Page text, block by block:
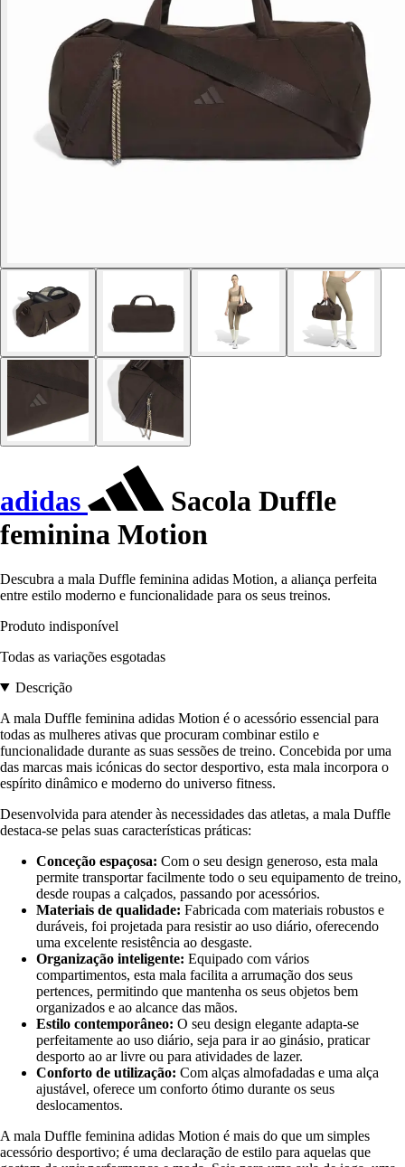
adidas
Sacola Duffle
feminina Motion
Descubra a mala Duffle feminina adidas Motion, a aliança perfeita
entre estilo moderno e funcionalidade para os seus treinos.
Produto indisponível
Todas as variações esgotadas
Descrição
A mala Duffle feminina adidas Motion é o acessório essencial para
todas as mulheres ativas que procuram combinar estilo e
funcionalidade durante as suas sessões de treino. Concebida por uma
das marcas mais icónicas do sector desportivo, esta mala incorpora o
espírito dinâmico e moderno do universo fitness.
Desenvolvida para atender às necessidades das atletas, a mala Duffle
destaca-se pelas suas características práticas:
Conceção espaçosa: Com o seu design generoso, esta mala
permite transportar facilmente todo o seu equipamento de treino,
desde roupas a calçados, passando por acessórios.
Materiais de qualidade: Fabricada com materiais robustos e
duráveis, foi projetada para resistir ao uso diário, oferecendo
uma excelente resistência ao desgaste.
Organização inteligente: Equipado com vários
compartimentos, esta mala facilita a arrumação dos seus
pertences, permitindo que mantenha os seus objetos bem
organizados e ao alcance das mãos.
Estilo contemporâneo: O seu design elegante adapta-se
perfeitamente ao uso diário, seja para ir ao ginásio, praticar
desporto ao ar livre ou para atividades de lazer.
Conforto de utilização: Com alças almofadadas e uma alça
ajustável, oferece um conforto ótimo durante os seus
deslocamentos.
A mala Duffle feminina adidas Motion é mais do que um simples
acessório desportivo; é uma declaração de estilo para aquelas que